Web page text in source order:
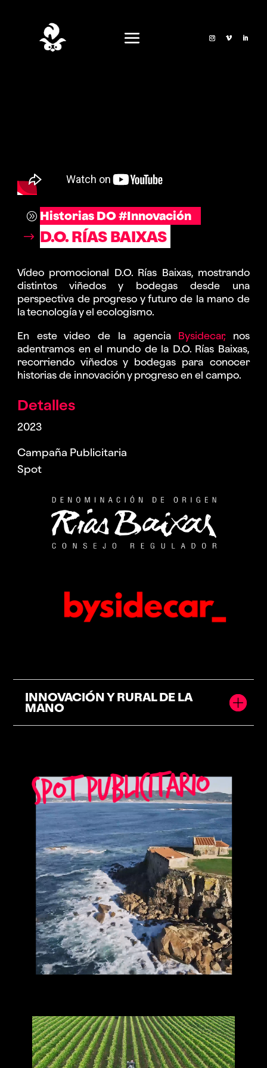
Historias DO #Innovación
D.O. RÍAS BAIXAS
Vídeo promocional D.O. Rías Baixas, mostrando
distintos viñedos y bodegas desde una
perspectiva de progreso y futuro de la mano de
la tecnología y el ecologismo.
En este video de la agencia Bysidecar, nos
adentramos en el mundo de la D.O. Rías Baixas,
recorriendo viñedos y bodegas para conocer
historias de innovación y progreso en el campo.
Detalles
2023
Campaña Publicitaria
Spot
INNOVACIÓN Y RURAL DE LA
MANO